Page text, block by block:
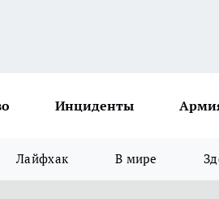
Инциденты
Лайфхак В мире